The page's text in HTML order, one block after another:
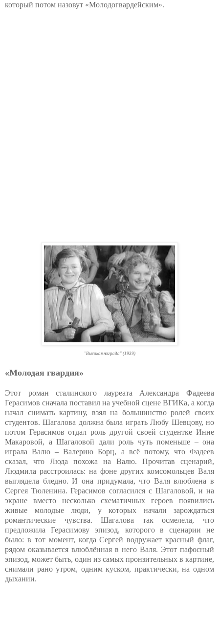
который потом назовут «Молодогвардейским».
"Высокая награда" (1939)
«Молодая гвардия»
Этот роман сталинского лауреата Александра Фадеева
Герасимов сначала поставил на учебной сцене ВГИКа, а когда
начал снимать картину, взял на большинство ролей своих
студентов. Шагалова должна была играть Любу Шевцову, но
потом Герасимов отдал роль другой своей студентке Инне
Макаровой, а Шагаловой дали роль чуть поменьше – она
играла Валю – Валерию Борц, а всё потому, что Фадеев
сказал, что Люда похожа на Валю. Прочитав сценарий,
Людмила расстроилась: на фоне других комсомольцев Валя
выглядела бледно. И она придумала, что Валя влюблена в
Сергея Тюленина. Герасимов согласился с Шагаловой, и на
экране вместо несколько схематичных героев появились
живые молодые люди, у которых начали зарождаться
романтические чувства. Шагалова так осмелела, что
предложила Герасимову эпизод, которого в сценарии не
было: в тот момент, когда Сергей водружает красный флаг,
рядом оказывается влюблённая в него Валя. Этот пафосный
эпизод, может быть, один из самых пронзительных в картине,
снимали рано утром, одним куском, практически, на одном
дыхании.